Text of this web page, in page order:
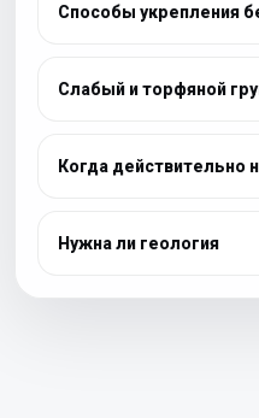
Способы укрепления
Слабый и торфяной
Когда действительно
Нужна ли геология